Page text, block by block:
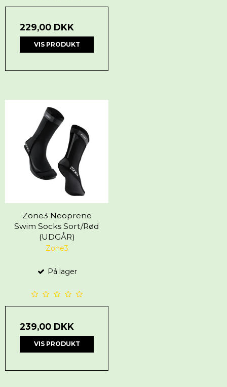
229,00 DKK
VIS PRODUKT
Zone3 Neoprene
Swim Socks Sort/Rød
(UDGÅR)
Zone3
På lager
239,00 DKK
VIS PRODUKT